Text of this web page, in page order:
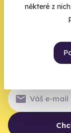
některé z
Zbývá
zbytek
Váš e-mail je